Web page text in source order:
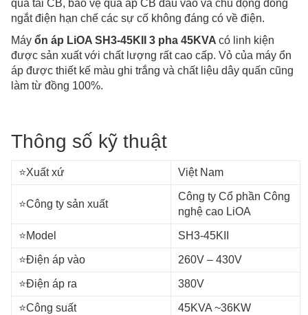
quá tải CB, bảo vệ quá áp CB đầu vào và chủ động đóng
ngắt điện hạn chế các sự cố không đáng có về điện.
Máy ổn áp LiOA SH3-45KII 3 pha 45KVA có linh kiện
được sản xuất với chất lượng rất cao cấp. Vỏ của máy ổn
áp được thiết kế màu ghi trắng và chất liệu dây quấn cũng
làm từ đồng 100%.
Thông số kỹ thuật
⭐️Xuất xứ Việt Nam
⭐️Công ty sản xuất
Công ty Cổ phần Công
nghệ cao LiOA
⭐️Model SH3-45KII
⭐️Điện áp vào 260V – 430V
⭐️Điện áp ra 380V
⭐️Công suất 45KVA ~36KW